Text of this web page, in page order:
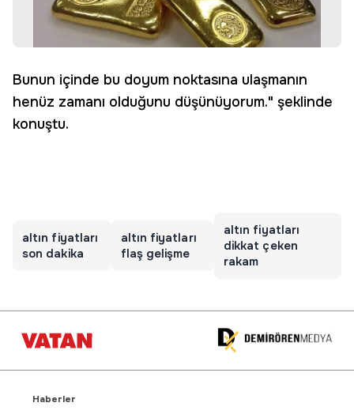
Bunun içinde bu doyum noktasına ulaşmanın
henüz zamanı olduğunu düşünüyorum." şeklinde
konuştu.
altın fiyatları
son dakika
altın fiyatları
flaş gelişme
altın fiyatları
dikkat çeken
rakam
Haberler